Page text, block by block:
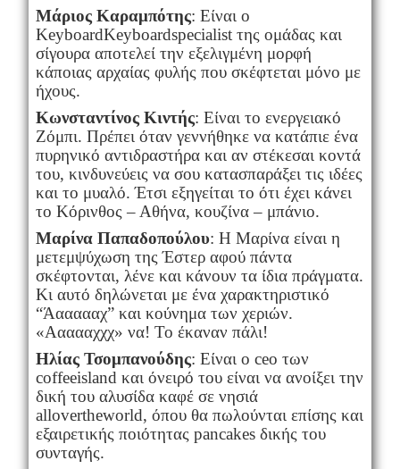
Μάριος Καραμπότης: Είναι ο
KeyboardKeyboardspecialistτης ομάδας και
σίγουρα αποτελεί την εξελιγμένη μορφή
κάποιας αρχαίας φυλής που σκέφτεται μόνο με
ήχους.
Κωνσταντίνος Κιντής: Είναι το ενεργειακό
Ζόμπι. Πρέπει όταν γεννήθηκε να κατάπιε ένα
πυρηνικό αντιδραστήρα και αν στέκεσαι κοντά
του, κινδυνεύεις να σου κατασπαράξει τις ιδέες
και το μυαλό. Έτσι εξηγείται το ότι έχει κάνει
το Κόρινθος – Αθήνα, κουζίνα – μπάνιο.
Μαρίνα Παπαδοπούλου: Η Μαρίνα είναι η
μετεμψύχωση της Έστερ αφού πάντα
σκέφτονται, λένε και κάνουν τα ίδια πράγματα.
Κι αυτό δηλώνεται με ένα χαρακτηριστικό
“Άαααααχ” και κούνημα των χεριών.
«Αααααχχχ» να! Το έκαναν πάλι!
Ηλίας Τσομπανούδης: Είναι ο ceo των
coffeeislandκαι όνειρό του είναι να ανοίξει την
δική του αλυσίδα καφέ σε νησιά
allovertheworld, όπου θα πωλούνται επίσης και
εξαιρετικής ποιότητας pancakesδικής του
συνταγής.